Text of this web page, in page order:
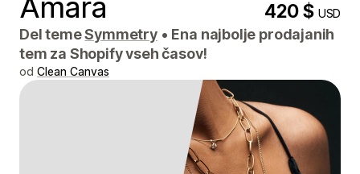
Amara 420 $USD
Del temeSymmetry • Ena najbolje prodajanih
tem za Shopify vseh časov!
od Clean Canvas